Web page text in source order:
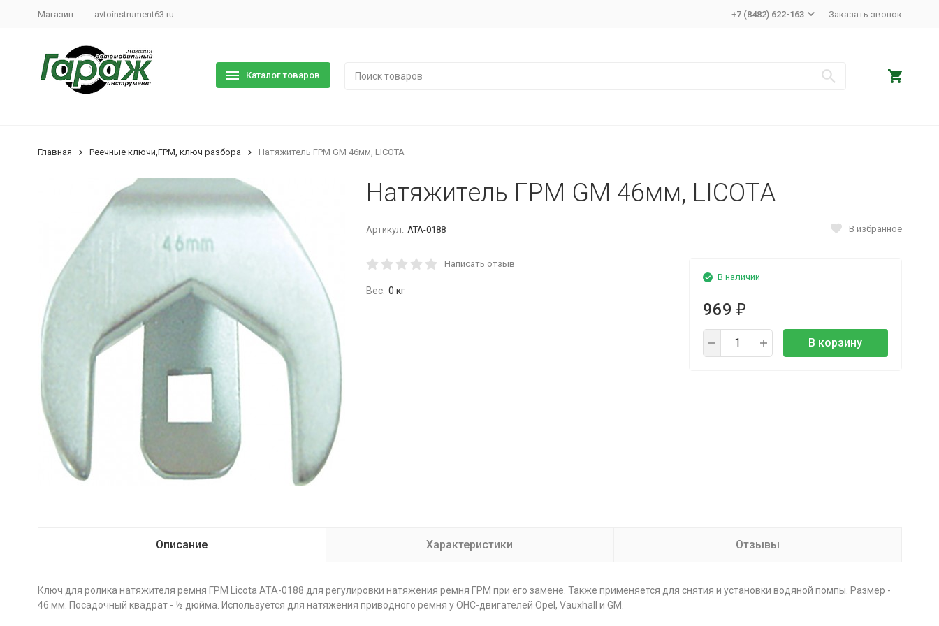
Магазин avtoinstrument63.ru +7 (8482) 622-163 Заказать звонок
Каталог товаров
Главная Реечные ключи,ГРМ, ключ разбора Натяжитель ГРМ GM 46мм, LICOTA
Натяжитель ГРМ GM 46мм, LICOTA
Артикул: ATA-0188 В избранное
Написать отзыв
Вес: 0 кг
В наличии
969 ₽
В корзину
Описание Характеристики Отзывы
Ключ для ролика натяжителя ремня ГРМ Licota ATA-0188 для регулировки натяжения ремня ГРМ при его замене. Также применяется для снятия и установки водяной помпы. Размер -
46 мм. Посадочный квадрат - ½ дюйма. Используется для натяжения приводного ремня у OHC-двигателей Opel, Vauxhall и GM.